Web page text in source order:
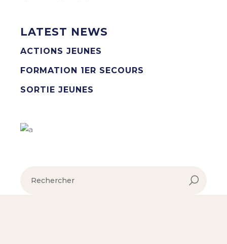
LATEST NEWS
ACTIONS JEUNES
FORMATION 1ER SECOURS
SORTIE JEUNES